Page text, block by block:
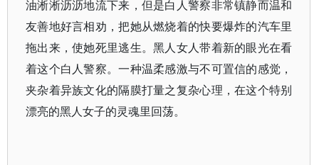
油淅淅沥沥地流下来，但是白人警察非常镇静而温和
友善地好言相劝，把她从燃烧着的快要爆炸的汽车里
拖出来，使她死里逃生。黑人女人带着新的眼光在看
着这个白人警察。一种温柔感激与不可置信的感觉，
夹杂着异族文化的隔膜打量之复杂心理，在这个特别
漂亮的黑人女子的灵魂里回荡。